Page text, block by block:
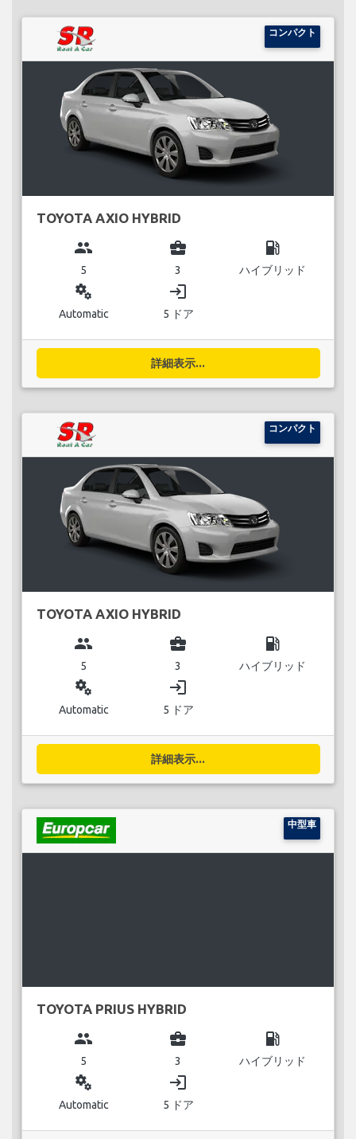
コンパクト
TOYOTA AXIO HYBRID
group
5
business_center
3
local_gas_station
ハイブリッド
miscellaneous_services
Automatic
login
5 ドア
詳細表示...
コンパクト
TOYOTA AXIO HYBRID
group
5
business_center
3
local_gas_station
ハイブリッド
miscellaneous_services
Automatic
login
5 ドア
詳細表示...
中型車
TOYOTA PRIUS HYBRID
group
5
business_center
3
local_gas_station
ハイブリッド
miscellaneous_services
Automatic
login
5 ドア